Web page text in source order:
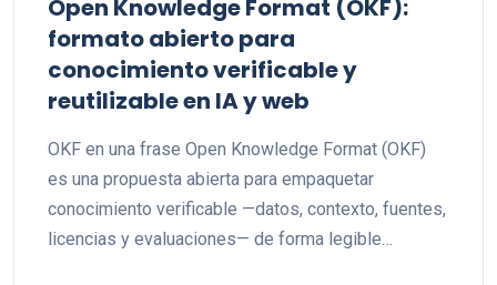
Open Knowledge Format (OKF):
formato abierto para
conocimiento verificable y
reutilizable en IA y web
OKF en una frase Open Knowledge Format (OKF)
es una propuesta abierta para empaquetar
conocimiento verificable —datos, contexto, fuentes,
licencias y evaluaciones— de forma legible…